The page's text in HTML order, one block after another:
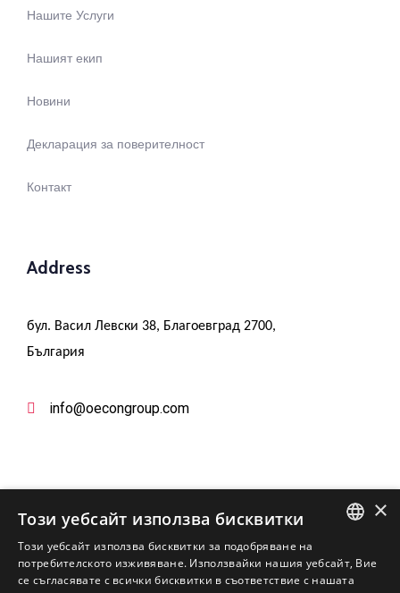
Нашите Услуги
Нашият екип
Новини
Декларация за поверителност
Контакт
Address
бул. Васил Левски 38, Благоевград 2700,
България
info@oecongroup.com
Вашият надежден партньор в
европейски програми
ENGLISH
BULGARIAN
×
Този уебсайт използва бисквитки
Този уебсайт използва бисквитки за подобряване на
потребителското изживяване. Използвайки нашия уебсайт, Вие
се съгласявате с всички бисквитки в съответствие с нашата